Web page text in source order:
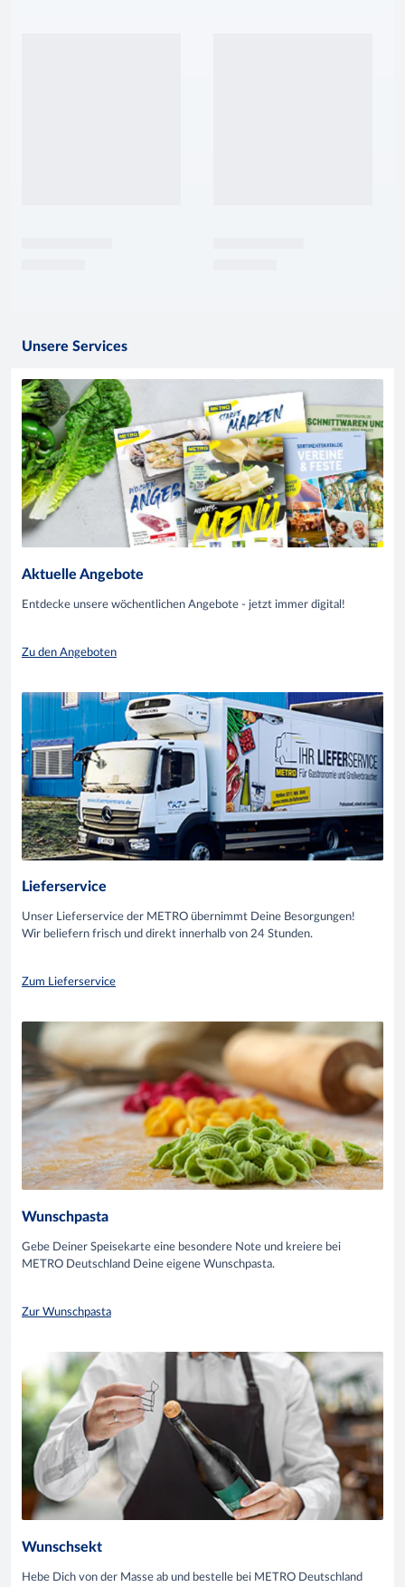
Unsere Services
Aktuelle Angebote
Entdecke unsere wöchentlichen Angebote - jetzt immer digital!
Zu den Angeboten
Lieferservice
Unser Lieferservice der METRO übernimmt Deine Besorgungen!
Wir beliefern frisch und direkt innerhalb von 24 Stunden.
Zum Lieferservice
Wunschpasta
Gebe Deiner Speisekarte eine besondere Note und kreiere bei
METRO Deutschland Deine eigene Wunschpasta.
Zur Wunschpasta
Wunschsekt
Hebe Dich von der Masse ab und bestelle bei METRO Deutschland